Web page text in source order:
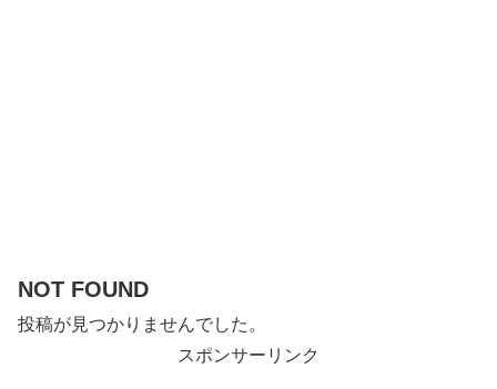
NOT FOUND
投稿が見つかりませんでした。
スポンサーリンク